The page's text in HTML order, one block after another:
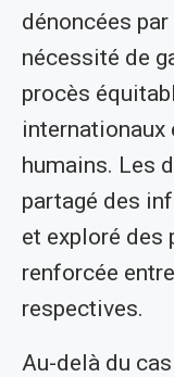
dénoncées
nécessité de
procès
internationaux
humains. Les
partagé des
et exploré des
renforcée
respectives.
Au-delà du